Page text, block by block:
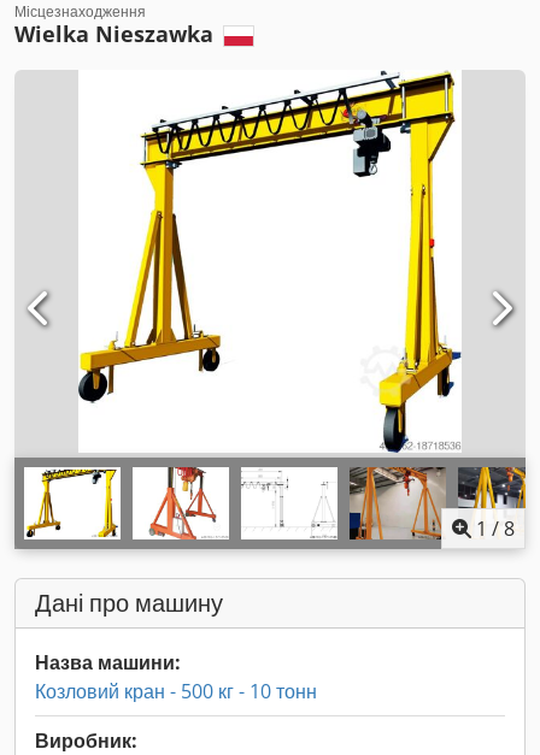
Місцезнаходження
Wielka Nieszawka
1 /8
Дані про машину
Назва машини:
Козловий кран - 500 кг - 10 тонн
Виробник: